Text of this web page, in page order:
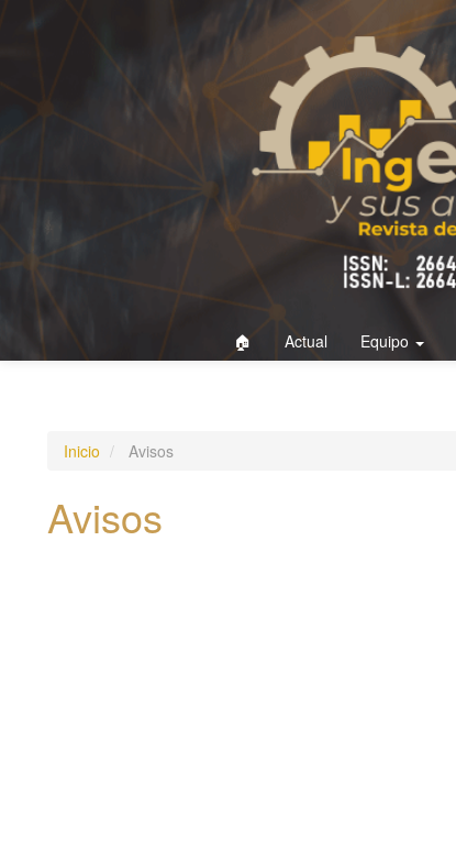
🏠 Actual Equipo
Inicio Avisos
Avisos